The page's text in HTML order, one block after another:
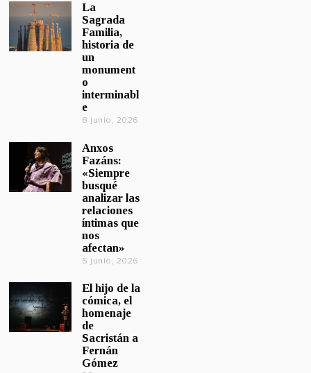
La
Sagrada
Familia,
historia de
un
monument
o
interminabl
e
8 junio, 2026
Anxos
Fazáns:
«Siempre
busqué
analizar las
relaciones
íntimas que
nos
afectan»
5 junio, 2026
El hijo de la
cómica, el
homenaje
de
Sacristán a
Fernán
Gómez